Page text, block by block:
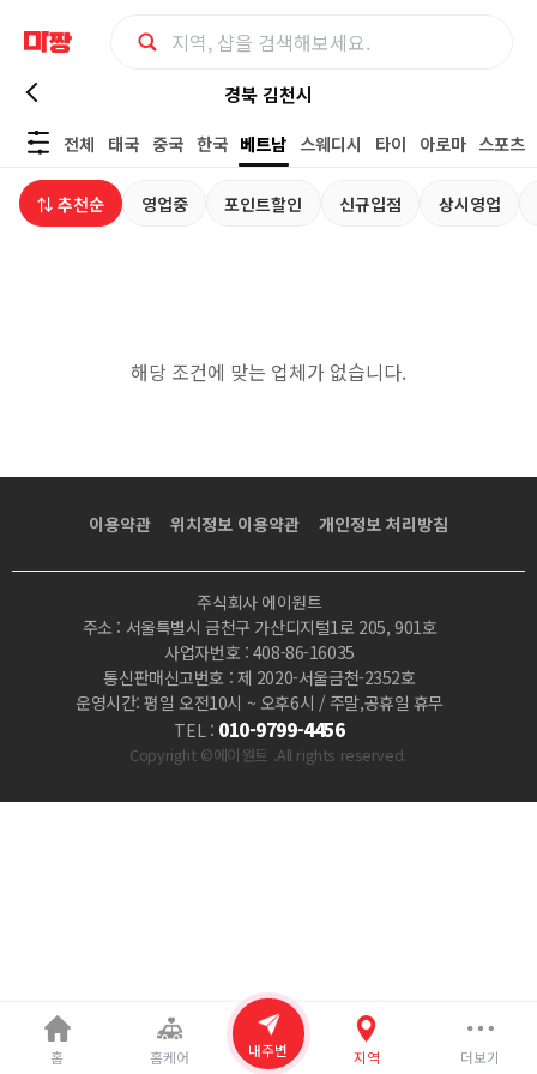
경
북
김
마
마
경북 김천시
전체
태국 중국 한국 베트남 스웨디시 타이 아로마 스포츠
⇅ 추천순 영업중 포인트할인 신규입점 상시영업
해당 조건에 맞는 업체가 없습니다.
이용약관 위치정보 이용약관 개인정보 처리방침
주식회사 에이원트
주소 : 서울특별시 금천구 가산디지털1로 205, 901호
사업자번호 : 408-86-16035
통신판매신고번호 : 제 2020-서울금천-2352호
운영시간: 평일 오전10시 ~ 오후6시 / 주말,공휴일 휴무
TEL : 010-9799-4456
Copyright ©에이원트 .All rights reserved.
홈 홈케어 내주변 지역 더보기